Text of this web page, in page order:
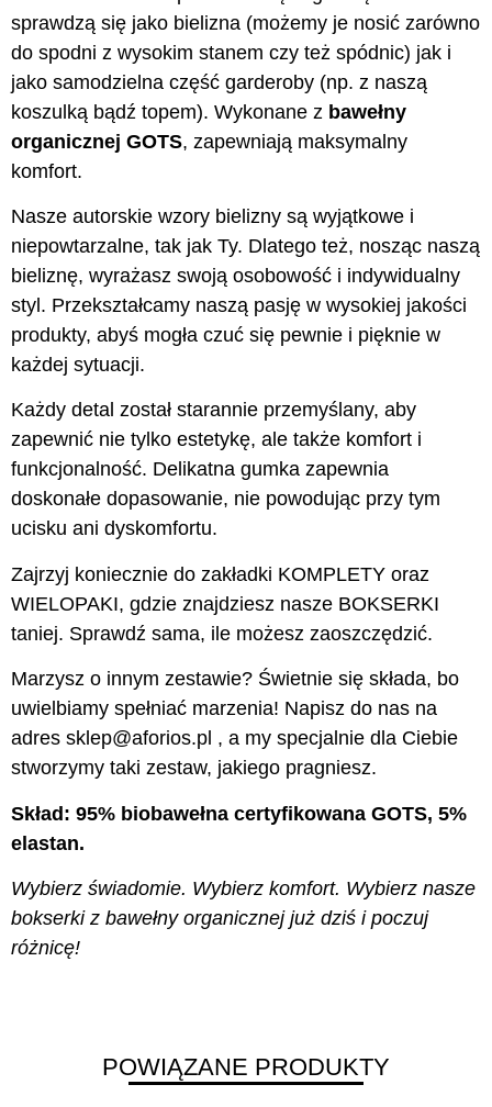
sprawdzą się jako bielizna (możemy je nosić zarówno
do spodni z wysokim stanem czy też spódnic) jak i
jako samodzielna część garderoby (np. z naszą
koszulką bądź topem). Wykonane z bawełny
organicznej GOTS, zapewniają maksymalny
komfort.
Nasze autorskie wzory bielizny są wyjątkowe i
niepowtarzalne, tak jak Ty. Dlatego też, nosząc naszą
bieliznę, wyrażasz swoją osobowość i indywidualny
styl. Przekształcamy naszą pasję w wysokiej jakości
produkty, abyś mogła czuć się pewnie i pięknie w
każdej sytuacji.
Każdy detal został starannie przemyślany, aby
zapewnić nie tylko estetykę, ale także komfort i
funkcjonalność. Delikatna gumka zapewnia
doskonałe dopasowanie, nie powodując przy tym
ucisku ani dyskomfortu.
Zajrzyj koniecznie do zakładki KOMPLETY oraz
WIELOPAKI, gdzie znajdziesz nasze BOKSERKI
taniej. Sprawdź sama, ile możesz zaoszczędzić.
Marzysz o innym zestawie? Świetnie się składa, bo
uwielbiamy spełniać marzenia! Napisz do nas na
adres sklep@aforios.pl , a my specjalnie dla Ciebie
stworzymy taki zestaw, jakiego pragniesz.
Skład: 95% biobawełna certyfikowana GOTS, 5%
elastan.
Wybierz świadomie. Wybierz komfort. Wybierz nasze
bokserki z bawełny organicznej już dziś i poczuj
różnicę!
POWIĄZANE PRODUKTY